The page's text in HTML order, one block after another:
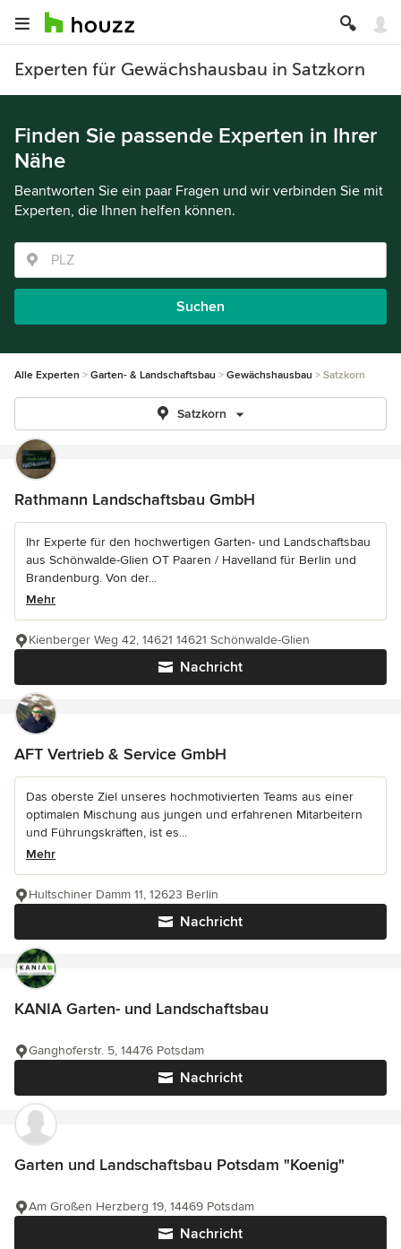
Experten für Gewächshausbau in Satzkorn
Finden Sie passende Experten in Ihrer
Nähe
Beantworten Sie ein paar Fragen und wir verbinden Sie mit
Experten, die Ihnen helfen können.
Suchen
Alle Experten Garten- & Landschaftsbau Gewächshausbau Satzkorn
Satzkorn
Rathmann Landschaftsbau GmbH
Ihr Experte für den hochwertigen Garten- und Landschaftsbau
aus Schönwalde-Glien OT Paaren / Havelland für Berlin und
Brandenburg. Von der...
Mehr
Nachricht
Kienberger Weg 42, 14621 14621 Schönwalde-Glien
AFT Vertrieb & Service GmbH
Das oberste Ziel unseres hochmotivierten Teams aus einer
optimalen Mischung aus jungen und erfahrenen Mitarbeitern
und Führungskräften, ist es...
Mehr
Nachricht
Hultschiner Damm 11, 12623 Berlin
KANIA Garten- und Landschaftsbau
Nachricht
Ganghoferstr. 5, 14476 Potsdam
Garten und Landschaftsbau Potsdam "Koenig"
Nachricht
Am Großen Herzberg 19, 14469 Potsdam